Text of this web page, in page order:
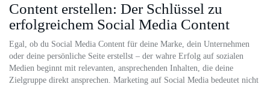
Content erstellen: Der Schlüssel zu
erfolgreichem Social Media Content
Egal, ob du Social Media Content für deine Marke, dein Unternehmen
oder deine persönliche Seite erstellst – der wahre Erfolg auf sozialen
Medien beginnt mit relevanten, ansprechenden Inhalten, die deine
Zielgruppe direkt ansprechen. Marketing auf Social Media bedeutet nicht